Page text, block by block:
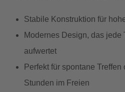
Stabile Konstruktion für
Modernes Design, das jede
aufwertet
Perfekt für spontane Treffen
Stunden im Freien